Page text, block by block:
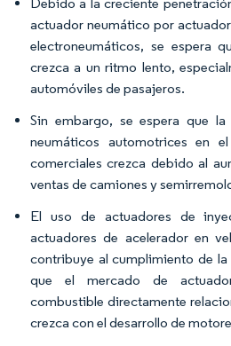
actuador neumático por
electroneumáticos, se espera
crezca a un ritmo lento,
automóviles de pasajeros.
Sin embargo, se espera que
neumáticos automotrices en
comerciales crezca debido al
ventas de camiones y
El uso de actuadores de
actuadores de acelerador en
contribuye al cumplimiento de la
que el mercado de
combustible directamente
crezca con el desarrollo de